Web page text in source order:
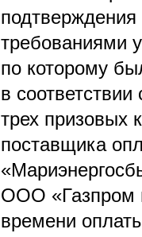
подтверждения
требованиями
по которому
в
трех призовых
поставщика
ООО «Газпром
времени